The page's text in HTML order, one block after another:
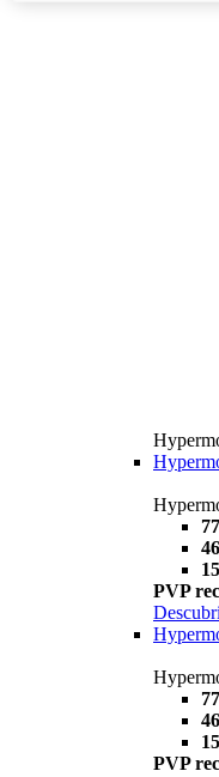
PVP
PVP